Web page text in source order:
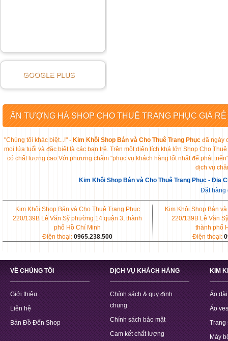
GOOGLE PLUS
ẤN TƯỢNG HÀ SHOP CHO THUÊ TRANG PHỤC GIÁ
"Chúng tôi khác biệt...!" - Kim Khôi Shop Bán và Cho Thuê Trang Phụcđã ngày
mọi lứa tuổi và đặc biệt là các bạn trẻ. Trên một diện tích khá lớn Shop Cho
có chất lượng cao.Với phương châm "phục vụ khách hàng tốt nhất để phát
dịch vụ
Kim Khôi Shop Bán và Cho Thuê Trang Phục - Địa
Đặt hàng
Kim Khôi Shop Bán và Cho Thuê Trang Phục
220/139B Lê Văn Sỹ phường 14 quận 3, thành
phố Hồ Chí Minh
Điện thoại: 0965.238.500
Kim Khôi Shop Bán
220/139B Lê Văn
thành phố
Điện thoại:
VỀ CHÚNG TÔI
Giới thiệu
Liên hệ
Bản Đồ Đến Shop
DỊCH VỤ KHÁCH HÀNG
Chính sách & quy định
chung
Chính sách bảo mật
Cam kết chất lượng
KIM
Áo
Áo
Trang
Máy